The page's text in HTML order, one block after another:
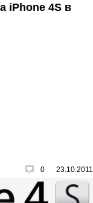
iPhone 4S в
0 23.10.2011